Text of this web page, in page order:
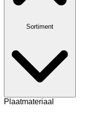
Sortiment
Plaatmateriaal